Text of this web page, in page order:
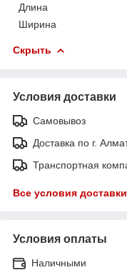
Длина
Ширина
Скрыть
Условия доставки
Самовывоз
Доставка по г.
Транспортная
Все условия доставки
Условия оплаты
Наличными